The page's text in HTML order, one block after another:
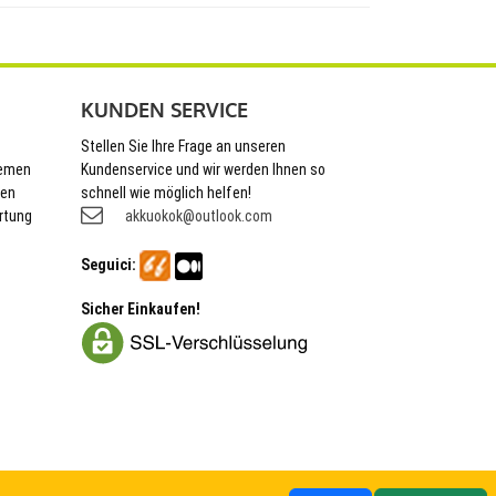
KUNDEN SERVICE
Stellen Sie Ihre Frage an unseren
Kundenservice und wir werden Ihnen so
schnell wie möglich helfen!
akkuokok@outlook.com
Seguici:
Sicher Einkaufen!